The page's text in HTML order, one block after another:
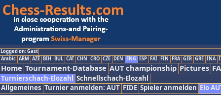
Logged on: Gast
Arabic ARM AZE BIH BUL CAT CHN CRO CZE DEN ENG ESP FAI FIN FRA GER GRE INA
Home Tournament-Database AUT championship Pictures
Turnierschach-Elozahl Schnellschach-Elozahl
Allgemeines Turnier anmelden: AUT FIDE Spieler anmelden Elo